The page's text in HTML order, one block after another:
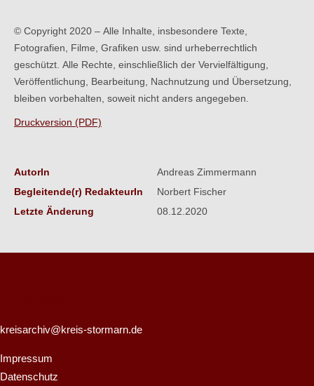
© Copyright 2020 – Alle Inhalte, insbesondere Texte,
Fotografien, Filme, Grafiken usw. sind urheberrechtlich
geschützt. Alle Rechte, einschließlich der Vervielfältigung,
Veröffentlichung, Bearbeitung, Nachnutzung und Übersetzung,
bleiben vorbehalten, soweit nicht anders angegeben.
Druckversion (PDF)
AutorIn
Andreas Zimmermann
Begleitende(r) RedakteurIn
Norbert Fischer
Letzte Änderung
08.12.2020
kreisarchiv@kreis-stormarn.de
Impressum
Datenschutz